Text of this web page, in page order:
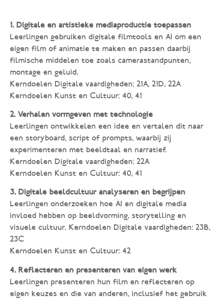
1. Digitale en artistieke mediaproductie toepassen
Leerlingen gebruiken digitale filmtools en AI om een
eigen film of animatie te maken en passen daarbij
filmische middelen toe zoals camerastandpunten,
montage en geluid.
Kerndoelen Digitale vaardigheden: 21A, 21D, 22A
Kerndoelen Kunst en Cultuur: 40, 41
2. Verhalen vormgeven met technologie
Leerlingen ontwikkelen een idee en vertalen dit naar
een storyboard, script of prompts, waarbij zij
experimenteren met beeldtaal en narratief.
Kerndoelen Digitale vaardigheden: 22A
Kerndoelen Kunst en Cultuur: 40, 41
3. Digitale beeldcultuur analyseren en begrijpen
Leerlingen onderzoeken hoe AI en digitale media
invloed hebben op beeldvorming, storytelling en
visuele cultuur. Kerndoelen Digitale vaardigheden: 23B,
23C
Kerndoelen Kunst en Cultuur: 42
4. Reflecteren en presenteren van eigen werk
Leerlingen presenteren hun film en reflecteren op
eigen keuzes en die van anderen, inclusief het gebruik